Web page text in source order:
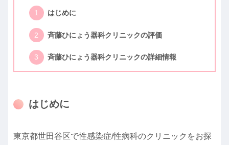
はじめに
斉藤ひにょう器科クリニックの評価
斉藤ひにょう器科クリニックの詳細情報
はじめに
東京都世田谷区で性感染症/性病科のクリニックをお探